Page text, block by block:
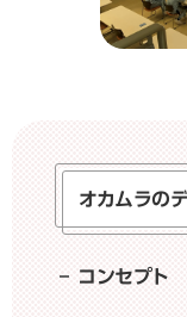
オカムラの
コンセプト